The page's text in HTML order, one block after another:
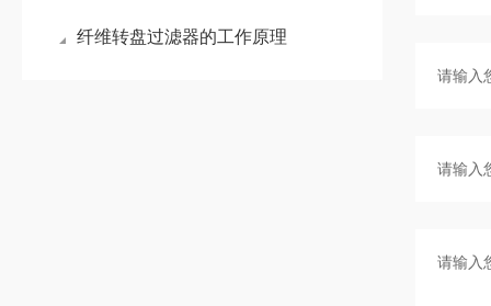
纤维转盘过滤器的工作原理